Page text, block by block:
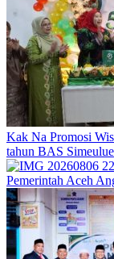
Kak Na Promosi
tahun BAS Simeulue
Pemerintah Aceh